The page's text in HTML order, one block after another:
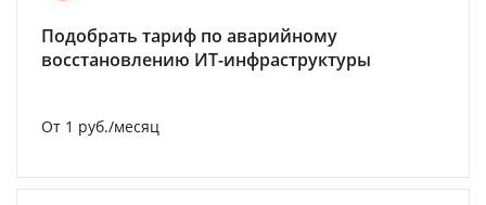
Подобрать тариф по аварийному
восстановлению ИТ-инфраструктуры
От 1 руб./месяц